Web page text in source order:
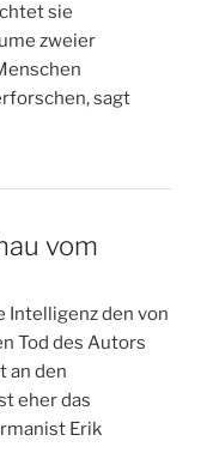
sie
zweier
sagt
vom
Intelligenz den von
Tod des Autors
an den
eher das
Erik